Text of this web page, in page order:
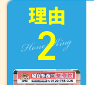
理由
2
Hone King